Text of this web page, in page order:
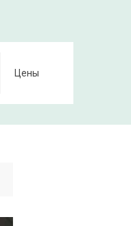
Цены